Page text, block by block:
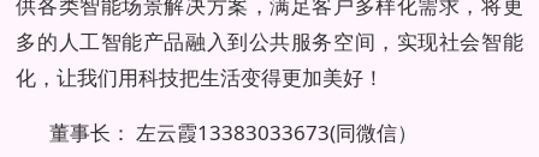
多的人工智能产品融入到公共服务空间，实现社会智能
化，让我们用科技把生活变得更加美好！
董事长： 左云霞13383033673(同微信）